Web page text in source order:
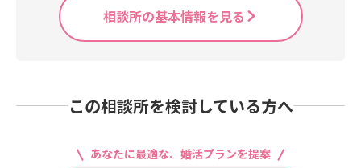
相談所の基本情報を見る
この相談所を検討している方へ
あなたに最適な、婚活プランを提案